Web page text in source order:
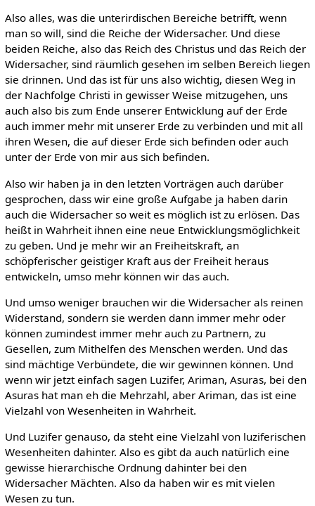
Also alles, was die unterirdischen Bereiche betrifft, wenn
man so will, sind die Reiche der Widersacher. Und diese
beiden Reiche, also das Reich des Christus und das Reich der
Widersacher, sind räumlich gesehen im selben Bereich liegen
sie drinnen. Und das ist für uns also wichtig, diesen Weg in
der Nachfolge Christi in gewisser Weise mitzugehen, uns
auch also bis zum Ende unserer Entwicklung auf der Erde
auch immer mehr mit unserer Erde zu verbinden und mit all
ihren Wesen, die auf dieser Erde sich befinden oder auch
unter der Erde von mir aus sich befinden.
Also wir haben ja in den letzten Vorträgen auch darüber
gesprochen, dass wir eine große Aufgabe ja haben darin
auch die Widersacher so weit es möglich ist zu erlösen. Das
heißt in Wahrheit ihnen eine neue Entwicklungsmöglichkeit
zu geben. Und je mehr wir an Freiheitskraft, an
schöpferischer geistiger Kraft aus der Freiheit heraus
entwickeln, umso mehr können wir das auch.
Und umso weniger brauchen wir die Widersacher als reinen
Widerstand, sondern sie werden dann immer mehr oder
können zumindest immer mehr auch zu Partnern, zu
Gesellen, zum Mithelfen des Menschen werden. Und das
sind mächtige Verbündete, die wir gewinnen können. Und
wenn wir jetzt einfach sagen Luzifer, Ariman, Asuras, bei den
Asuras hat man eh die Mehrzahl, aber Ariman, das ist eine
Vielzahl von Wesenheiten in Wahrheit.
Und Luzifer genauso, da steht eine Vielzahl von luziferischen
Wesenheiten dahinter. Also es gibt da auch natürlich eine
gewisse hierarchische Ordnung dahinter bei den
Widersacher Mächten. Also da haben wir es mit vielen
Wesen zu tun.